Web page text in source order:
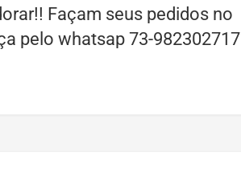
Façam seus pedidos no
pelo whatsap 73-982302717